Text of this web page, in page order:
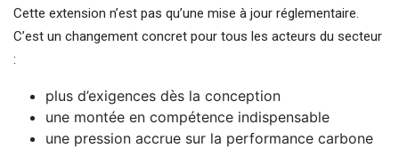
Cette extension n’est pas qu’une mise à jour réglementaire.
C’est un changement concret pour tous les acteurs du secteur
:
plus d’exigences dès la conception
une montée en compétence indispensable
une pression accrue sur la performance carbone